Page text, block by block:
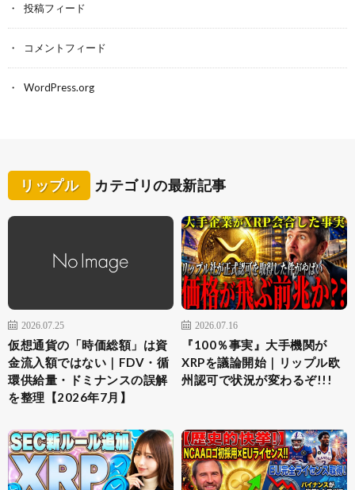
投稿フィード
コメントフィード
WordPress.org
リップル カテゴリの最新記事
2026.07.25
仮想通貨の「時価総額」は資
金流入額ではない｜FDV・循
環供給量・ドミナンスの誤解
を整理【2026年7月】
2026.07.16
『100％事実』大手機関が
XRPを議論開始｜リップル欧
州認可で状況が変わるぞ!!!